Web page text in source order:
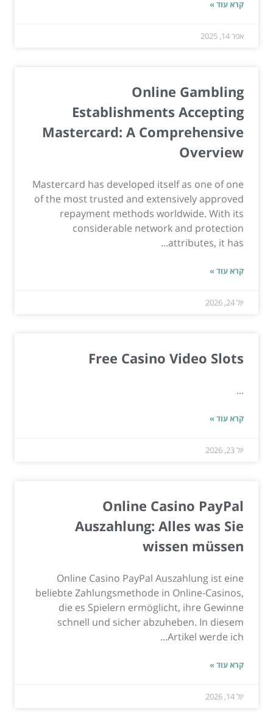
קרא עוד »
אפר 14, 2025
Online Gambling
Establishments Accepting
Mastercard: A Comprehensive
Overview
Mastercard has developed itself as one of one
of the most trusted and extensively approved
repayment methods worldwide. With its
considerable network and protection
attributes, it has...
קרא עוד »
יול 24, 2026
Free Casino Video Slots
...
קרא עוד »
יול 23, 2026
Online Casino PayPal
Auszahlung: Alles was Sie
wissen müssen
Online Casino PayPal Auszahlung ist eine
beliebte Zahlungsmethode in Online-Casinos,
die es Spielern ermöglicht, ihre Gewinne
schnell und sicher abzuheben. In diesem
Artikel werde ich...
קרא עוד »
יול 14, 2026